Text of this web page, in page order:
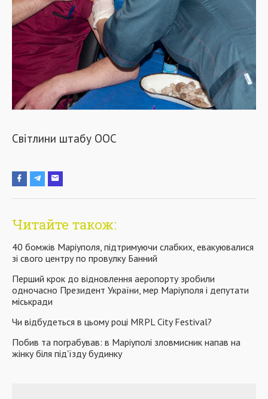
Світлини штабу ООС
Читайте також:
40 бомжів Маріуполя, підтримуючи слабких, евакуювалися
зі свого центру по провулку Банний
Перший крок до відновлення аеропорту зробили
одночасно Президент України, мер Маріуполя і депутати
міськради
Чи відбудеться в цьому році MRPL City Festival?
Побив та пограбував: в Маріуполі зловмисник напав на
жінку біля під'їзду будинку